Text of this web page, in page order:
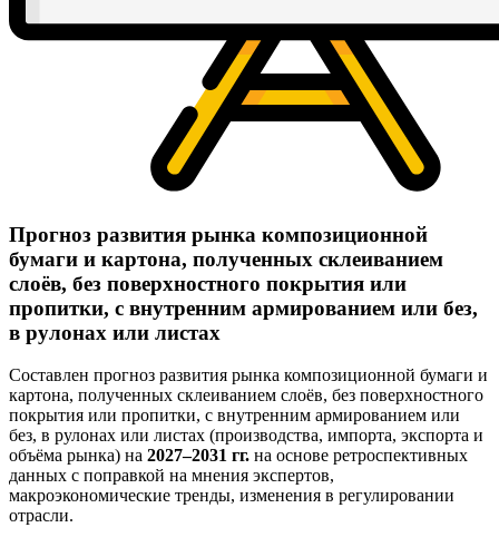
Прогноз развития рынка композиционной
бумаги и картона, полученных склеиванием
слоёв, без поверхностного покрытия или
пропитки, с внутренним армированием или без,
в рулонах или листах
Составлен прогноз развития рынка композиционной бумаги и
картона, полученных склеиванием слоёв, без поверхностного
покрытия или пропитки, с внутренним армированием или
без, в рулонах или листах (производства, импорта, экспорта и
объёма рынка) на 2027–2031 гг. на основе ретроспективных
данных с поправкой на мнения экспертов,
макроэкономические тренды, изменения в регулировании
отрасли.